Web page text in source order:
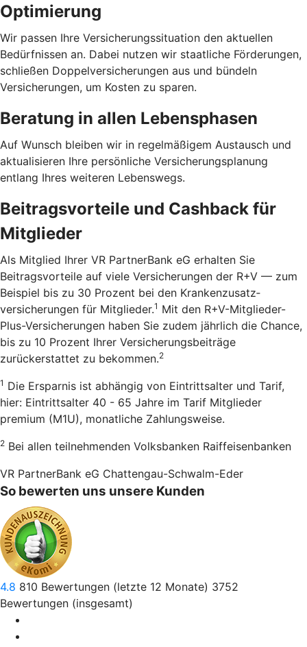
Optimierung
Wir passen Ihre Versicherungssituation den aktuellen
Bedürfnissen an. Dabei nutzen wir staatliche Förderungen,
schließen Doppelversicherungen aus und bündeln
Versicherungen, um Kosten zu sparen.
Beratung in allen Lebensphasen
Auf Wunsch bleiben wir in regelmäßigem Austausch und
aktualisieren Ihre persönliche Versicherungsplanung
entlang Ihres weiteren Lebenswegs.
Beitragsvorteile und Cashback für
Mitglieder
Als Mitglied Ihrer VR PartnerBank eG erhalten Sie
Beitragsvorteile auf viele Versicherungen der R+V — zum
Beispiel bis zu 30 Prozent bei den Kranken­zusatz­
versicherungen für Mitglieder.1 Mit den R+V-Mitglieder-
Plus-Versicherungen haben Sie zudem jährlich die Chance,
bis zu 10 Prozent Ihrer Versicherungsbeiträge
zurückerstattet zu bekommen.2
1 Die Ersparnis ist abhängig von Eintrittsalter und Tarif,
hier: Eintrittsalter 40 - 65 Jahre im Tarif Mitglieder
premium (M1U), monatliche Zahlungsweise.
2 Bei allen teilnehmenden Volksbanken Raiffeisenbanken
VR PartnerBank eG Chattengau-Schwalm-Eder
So bewerten uns unsere Kunden
4.8 810 Bewertungen (letzte 12 Monate) 3752
Bewertungen (insgesamt)